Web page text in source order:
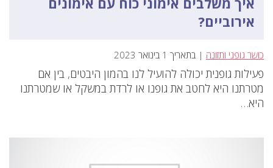
אירוביים?
כושר גופני ותזונה | בתאריך 1 בינואר 2023
פעילות גופנית יכולה להועיל לנו בהמון היבטים, בין אם
מטרתנו היא לחטב את גופנו או לרדת במשקל או שמטרתנו
היא…